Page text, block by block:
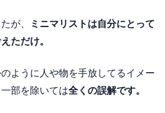
が、
ミニマリストは自分にとって
ただけ。
ように人や物を手放してるイメー
部を除いては全くの誤解です。